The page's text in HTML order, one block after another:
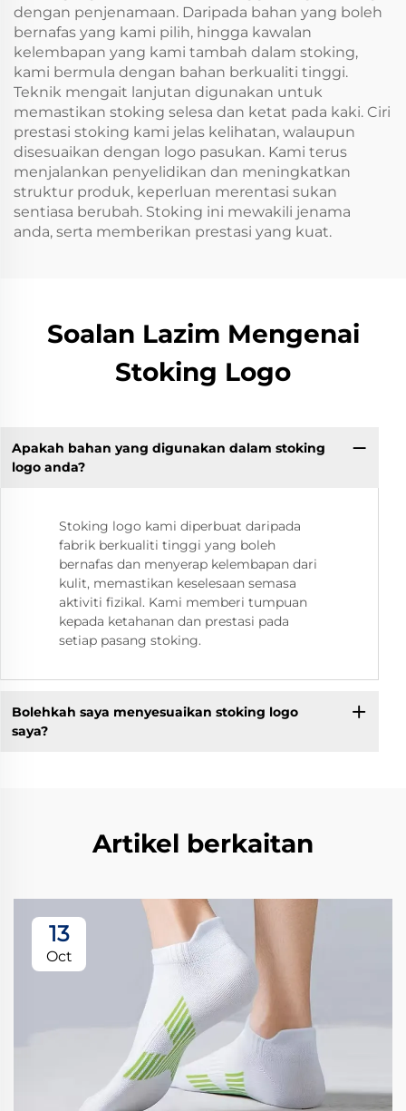
dengan penjenamaan. Daripada bahan yang boleh
bernafas yang kami pilih, hingga kawalan
kelembapan yang kami tambah dalam stoking,
kami bermula dengan bahan berkualiti tinggi.
Teknik mengait lanjutan digunakan untuk
memastikan stoking selesa dan ketat pada kaki. Ciri
prestasi stoking kami jelas kelihatan, walaupun
disesuaikan dengan logo pasukan. Kami terus
menjalankan penyelidikan dan meningkatkan
struktur produk, keperluan merentasi sukan
sentiasa berubah. Stoking ini mewakili jenama
anda, serta memberikan prestasi yang kuat.
Soalan Lazim Mengenai
Stoking Logo
Apakah bahan yang digunakan dalam stoking
logo anda?
Stoking logo kami diperbuat daripada
fabrik berkualiti tinggi yang boleh
bernafas dan menyerap kelembapan dari
kulit, memastikan keselesaan semasa
aktiviti fizikal. Kami memberi tumpuan
kepada ketahanan dan prestasi pada
setiap pasang stoking.
Bolehkah saya menyesuaikan stoking logo
saya?
Artikel berkaitan
13
Oct